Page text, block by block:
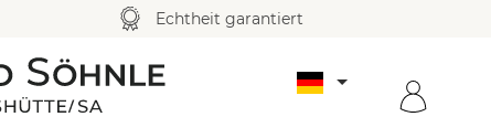
Echtheit garantiert